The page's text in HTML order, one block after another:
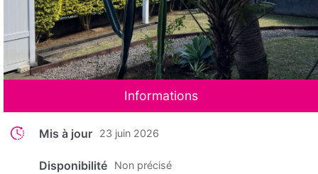
Informations
Mis à jour 23 juin 2026
Disponibilité Non précisé